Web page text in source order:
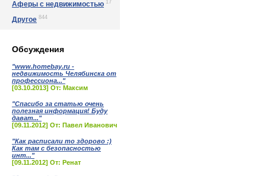
Аферы с недвижимостью 17
Другое 844
Обсуждения
"www.homebay.ru -
недвижимость Челябинска от
профессиона..."
[03.10.2013] От: Максим
"Спасибо за статью очень
полезная информация! Буду
дават..."
[09.11.2012] От: Павел Иванович
"Как расписали то здорово :)
Как там с безопасностью
инт..."
[09.11.2012] От: Ренат